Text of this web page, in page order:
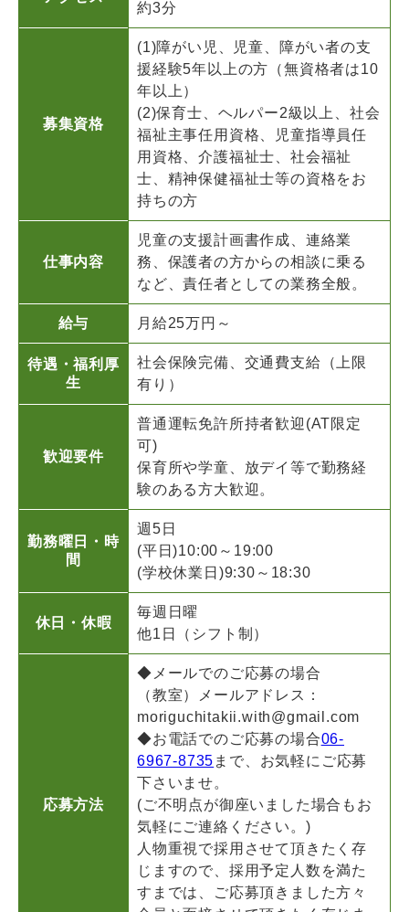
約3分
募集資格
(1)障がい児、児童、障がい者の支
援経験5年以上の方（無資格者は10
年以上）
(2)保育士、ヘルパー2級以上、社会
福祉主事任用資格、児童指導員任
用資格、介護福祉士、社会福祉
士、精神保健福祉士等の資格をお
持ちの方
仕事内容
児童の支援計画書作成、連絡業
務、保護者の方からの相談に乗る
など、責任者としての業務全般。
給与 月給25万円～
待遇・福利厚
生
社会保険完備、交通費支給（上限
有り）
歓迎要件
普通運転免許所持者歓迎(AT限定
可)
保育所や学童、放デイ等で勤務経
験のある方大歓迎。
勤務曜日・時
間
週5日
(平日)10:00～19:00
(学校休業日)9:30～18:30
休日・休暇
毎週日曜
他1日（シフト制）
応募方法
◆メールでのご応募の場合
（教室）メールアドレス：
moriguchitakii.with@gmail.com
◆お電話でのご応募の場合06-
6967-8735 まで、お気軽にご応募
下さいませ。
(ご不明点が御座いました場合もお
気軽にご連絡ください。)
人物重視で採用させて頂きたく存
じますので、採用予定人数を満た
すまでは、ご応募頂きました方々